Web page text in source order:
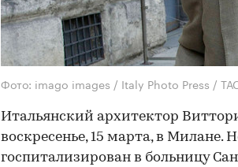
Фото: imago images / Italy Photo Press /
Итальянский архитектор
воскресенье, 15 марта, в Милане.
госпитализирован в больницу